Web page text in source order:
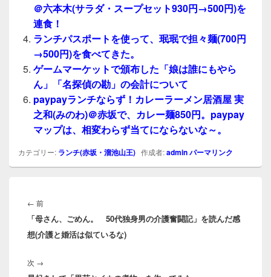
＠六本木(サラダ・スープセット930円→500円)を
連食！
ランチパスポートを使って、珉珉で担々麺(700円
→500円)を食べてきた。
ゲームマーケットで頒布した「娘は誰にもやら
ん」「名探偵の勘」の会計について
paypayランチならず！カレーラーメン居酒屋 実
之和(みのわ)＠赤坂で、カレー麺850円。paypay
マップは、相変わらず当てにならないな～。
カテゴリー: ランチ(赤坂・溜池山王) 作成者:adminパーマリンク
稿
ナ
ビ
ゲ
シ
← 前前
の
投
「母さん、ごめん。 50代独身男の介護奮闘記」を読んだ感
想(介護と婚活は似ているな)
次 →